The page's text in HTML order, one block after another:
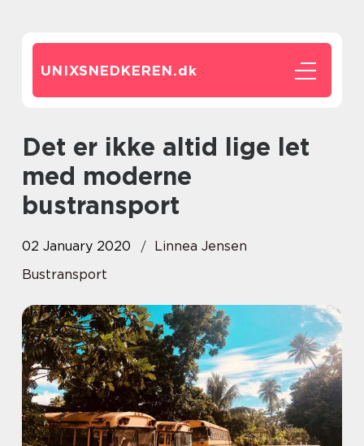
UNIXSNEDKEREN.dk
Det er ikke altid lige let
med moderne
bustransport
02 January 2020
Linnea Jensen
Bustransport